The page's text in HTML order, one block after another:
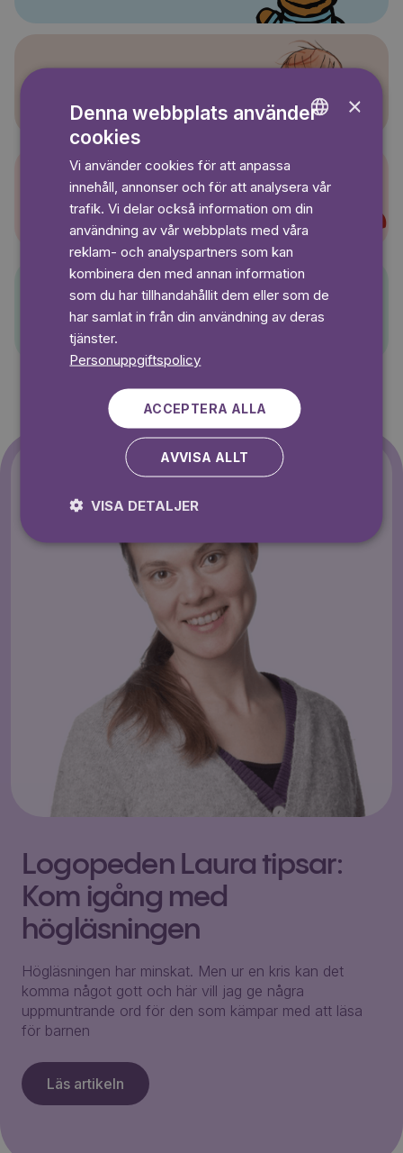
Super-Charlie
Pelle Svanslös
Logopeden Laura tipsar:
Kom igång med
högläsningen
Högläsningen har minskat. Men ur en kris kan det
komma något gott och här vill jag ge några
uppmuntrande ord för den som kämpar med att läsa
för barnen
Läs artikeln
×
Denna webbplats använder
cookies
Vi använder cookies för att anpassa
innehåll, annonser och för att analysera vår
trafik. Vi delar också information om din
användning av vår webbplats med våra
reklam- och analyspartners som kan
kombinera den med annan information
som du har tillhandahållit dem eller som de
har samlat in från din användning av deras
tjänster.
Personuppgiftspolicy
ACCEPTERA ALLA
AVVISA ALLT
VISA DETALJER